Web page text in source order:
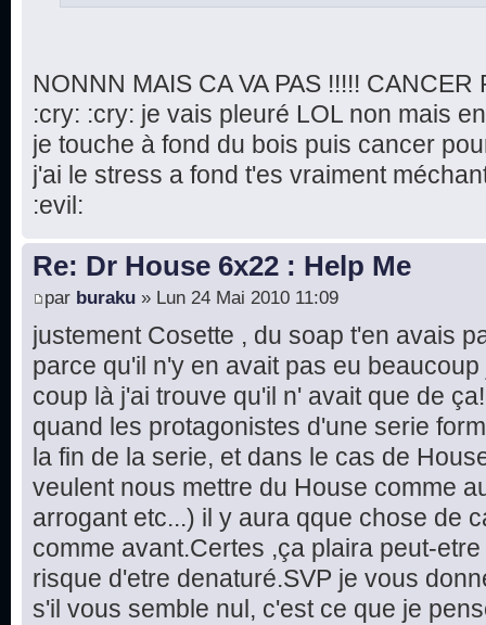
NONNN MAIS CA VA PAS !!!!!
:cry: :cry: je vais pleuré LOL non mais
je touche à fond du bois puis cancer
j'ai le stress a fond t'es vraiment
:evil:
Re: Dr House 6x22 : Help Me
par buraku » Lun 24 Mai 2010 11:09
justement Cosette , du soap t'en avais
parce qu'il n'y en avait pas eu
coup là j'ai trouve qu'il n' avait que de
quand les protagonistes d'une serie
la fin de la serie, et dans le cas de
veulent nous mettre du House comme
arrogant etc...) il y aura qque chose de
comme avant.Certes ,ça plaira peut-
risque d'etre denaturé.SVP je vous
s'il vous semble nul, c'est ce que je